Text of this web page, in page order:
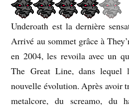
Underoath est la dernière
Arrivé au sommet grâce à
en 2004, les revoila avec un
The Great Line, dans lequel
nouvelle évolution. Après avoir
metalcore, du screamo, du